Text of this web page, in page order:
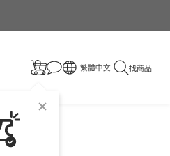
繁體中文 找商品